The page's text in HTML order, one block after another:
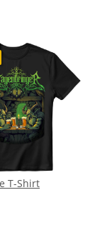
T-Shirt